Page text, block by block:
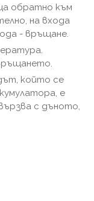
обратно към
на входа
- връщане.
който се
е
с дъното,